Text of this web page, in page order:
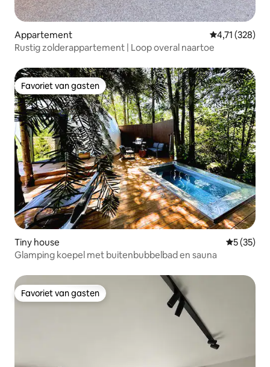
Appartement Gemiddelde
4,71 (328)
Rustig zolderappartement | Loop overal naartoe
Favoriet van gasten
Favoriet van gasten
Tiny house
5 (35)
Glamping koepel met buitenbubbelbad en sauna
Favoriet van gasten
Favoriet van gasten